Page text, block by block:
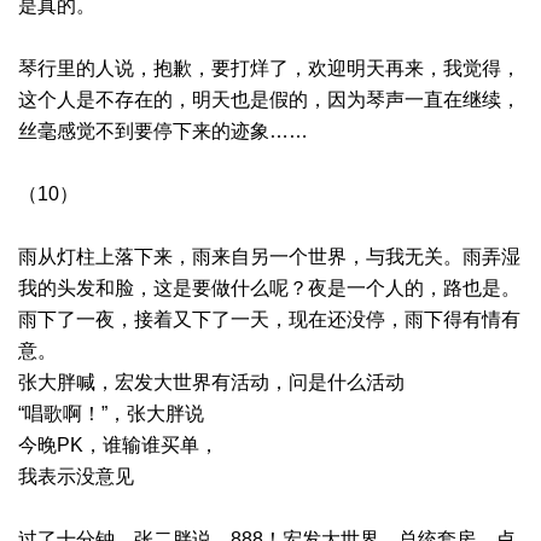
是真的。
琴行里的人说，抱歉，要打烊了，欢迎明天再来，我觉得，
这个人是不存在的，明天也是假的，因为琴声一直在继续，
丝毫感觉不到要停下来的迹象……
（10）
雨从灯柱上落下来，雨来自另一个世界，与我无关。雨弄湿
我的头发和脸，这是要做什么呢？夜是一个人的，路也是。
雨下了一夜，接着又下了一天，现在还没停，雨下得有情有
意。
张大胖喊，宏发大世界有活动，问是什么活动
“唱歌啊！”，张大胖说
今晚PK，谁输谁买单，
我表示没意见